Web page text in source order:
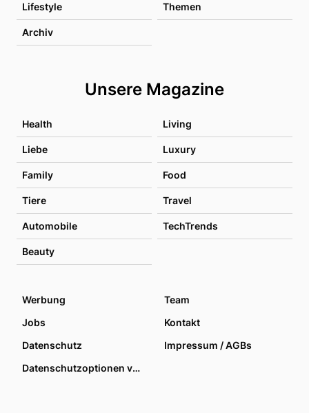
Lifestyle Themen
Archiv
Unsere Magazine
Health Living
Liebe Luxury
Family Food
Tiere Travel
Automobile TechTrends
Beauty
Werbung
Team
Jobs
Kontakt
Datenschutz
Impressum / AGBs
Datenschutzoptionen verwalten